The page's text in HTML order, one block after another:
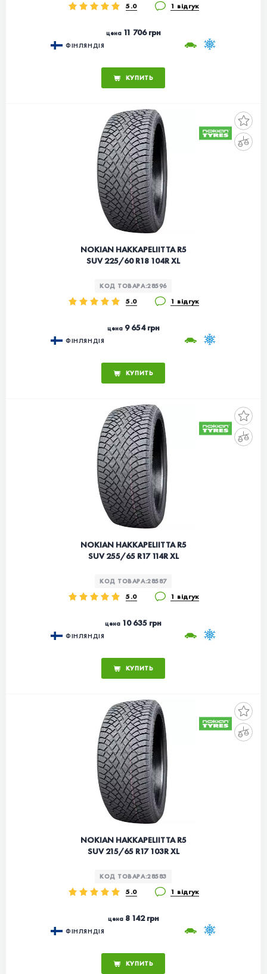
5.0 1 відгук
цена11 706 грн
ФІНЛЯНДІЯ
КУПИТЬ
NOKIAN HAKKAPELIITTA R5
SUV 225/60 R18 104R XL
КОД ТОВАРА:28596
5.0 1 відгук
цена9 654 грн
ФІНЛЯНДІЯ
КУПИТЬ
NOKIAN HAKKAPELIITTA R5
SUV 255/65 R17 114R XL
КОД ТОВАРА:28587
5.0 1 відгук
цена 10 635 грн
ФІНЛЯНДІЯ
КУПИТЬ
NOKIAN HAKKAPELIITTA R5
SUV 215/65 R17 103R XL
КОД ТОВАРА:28583
5.0 1 відгук
цена8 142 грн
ФІНЛЯНДІЯ
КУПИТЬ